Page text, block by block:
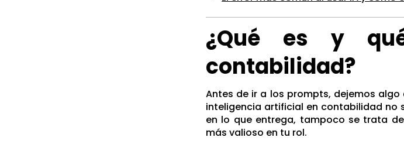
¿Qué es y
contabilidad?
Antes de ir a los prompts, dejemos
inteligencia artificial en contabilidad
en lo que entrega, tampoco se trata
más valioso en tu rol.